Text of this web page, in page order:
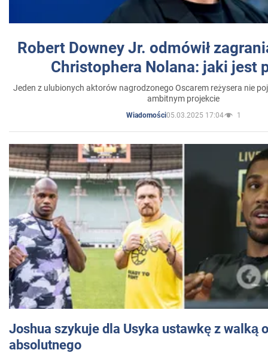
Robert Downey Jr. odmówił
Christophera Nolana: jaki jest
Jeden z ulubionych aktorów nagrodzonego Oscarem reżysera nie
ambitnym projekcie
Wiadomości05.03.2025 17:04 1
Joshua szykuje dla Usyka ustawkę z walką
absolutnego